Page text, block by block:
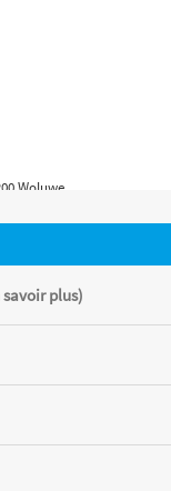
savoir plus)
Woluwe